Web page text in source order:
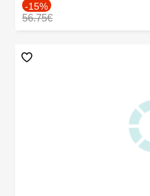
-15%
56.75€